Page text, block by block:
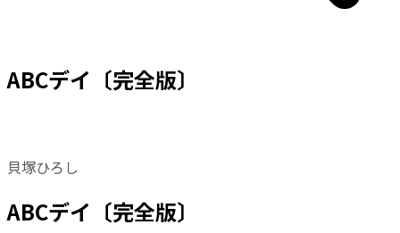
ABCデイ〔完全版〕
貝塚ひろし
ABCデイ〔完全版〕